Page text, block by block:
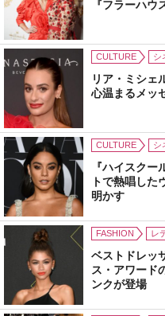
『フラーハ
CULTURE シ
リア・ミシェ
心温まるメッ
CULTURE シ
『ハイスク
トで熱唱し
明かす
FASHION レ
ベストドレッ
ス・アワード
ンクが登場